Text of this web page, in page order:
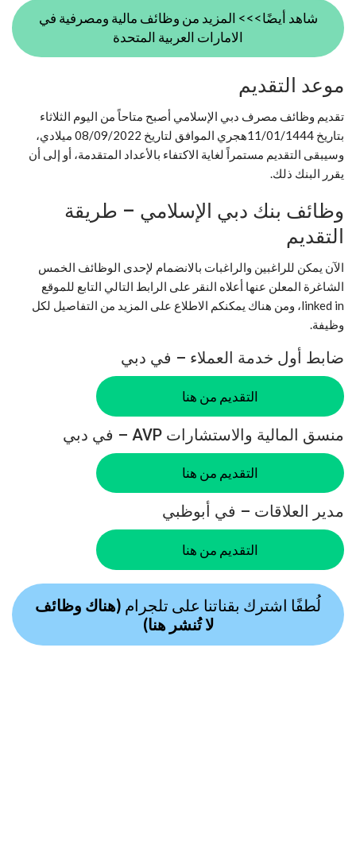
شاهد أيضًا>>> المزيد من وظائف مالية ومصرفية في
الامارات العربية المتحدة
موعد التقديم
تقديم وظائف مصرف دبي الإسلامي أصبح متاحاً من اليوم الثلاثاء
بتاريخ 11/01/1444هجري الموافق لتاريخ 08/09/2022 ميلادي،
وسيبقى التقديم مستمراً لغاية الاكتفاء بالأعداد المتقدمة، أو إلى أن
يقرر البنك ذلك.
وظائف بنك دبي الإسلامي – طريقة
التقديم
الآن يمكن للراغبين والراغبات بالانضمام لإحدى الوظائف الخمس
الشاغرة المعلن عنها أعلاه النقر على الرابط التالي التابع للموقع
linked in، ومن هناك يمكنكم الاطلاع على المزيد من التفاصيل لكل
وظيفة.
ضابط أول خدمة العملاء – في دبي
التقديم من هنا
منسق المالية والاستشارات AVP – في دبي
التقديم من هنا
مدير العلاقات – في أبوظبي
التقديم من هنا
لُطفًا اشترك بقناتنا على تلجرام (هناك وظائف
لا تُنشر هنا)